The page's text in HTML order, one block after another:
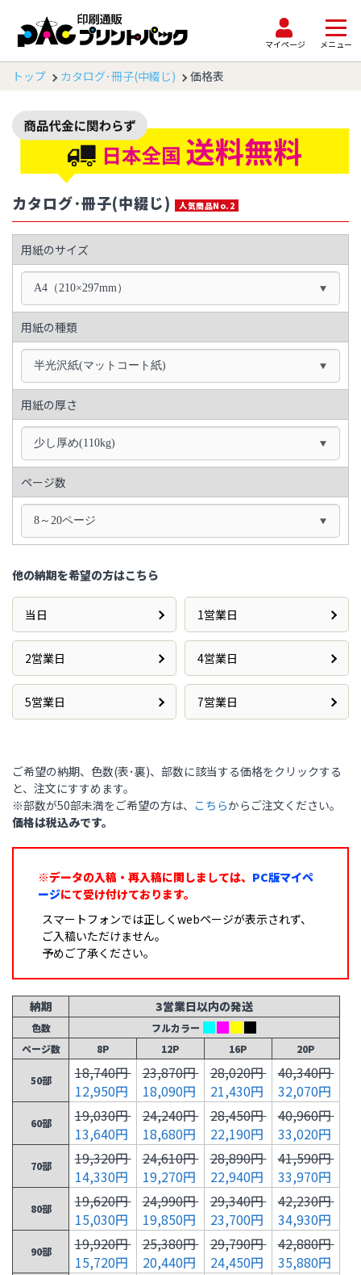
マイページ メニュー
トップ カタログ･冊子(中綴じ) 価格表
カタログ･冊子(中綴じ) 人気商品No.2
用紙のサイズ
A4（210×297mm）
用紙の種類
半光沢紙(マットコート紙)
用紙の厚さ
少し厚め(110kg)
ページ数
8～20ページ
他の納期を希望の方はこちら
当日 1営業日
2営業日 4営業日
5営業日 7営業日
ご希望の納期、色数(表･裏)、部数に該当する価格をクリックする
と、注文にすすめます。
※部数が50部未満をご希望の方は、 こちらからご注文ください。
価格は税込みです。
※データの入稿・再入稿に関しましては、 PC版マイペ
ージにて受け付けております。
スマートフォンでは正しくwebページが表示されず、
ご入稿いただけません。
予めご了承ください。
納期 3営業日以内の発送
色数
フルカラー
ページ数
8P 12P 16P 20P
50部
18,740円
12,950円
23,870円
18,090円
28,020円
21,430円
40,340円
32,070円
60部
19,030円
13,640円
24,240円
18,680円
28,450円
22,190円
40,960円
33,020円
70部
19,320円
14,330円
24,610円
19,270円
28,890円
22,940円
41,590円
33,970円
80部
19,620円
15,030円
24,990円
19,850円
29,340円
23,700円
42,230円
34,930円
90部
19,920円
15,720円
25,380円
20,440円
29,790円
24,450円
42,880円
35,880円